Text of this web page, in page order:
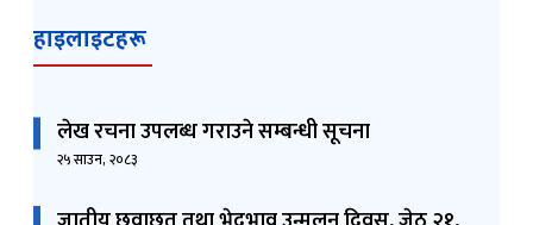
शाखा अधिकृत (गुनासो सुन्‍ने अधिकारी)
हाइलाइटहरू
लेख रचना उपलब्ध गराउने सम्बन्धी सूचना
२५ साउन, २०८३